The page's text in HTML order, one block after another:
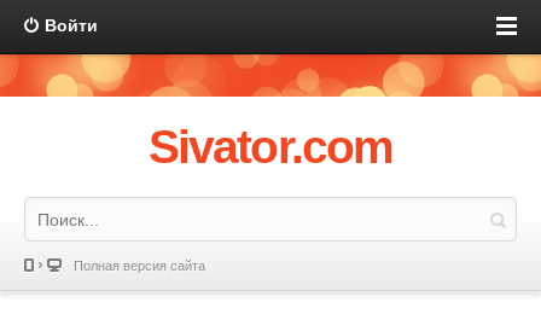
Войти
Sivator.com
Полная версия сайта